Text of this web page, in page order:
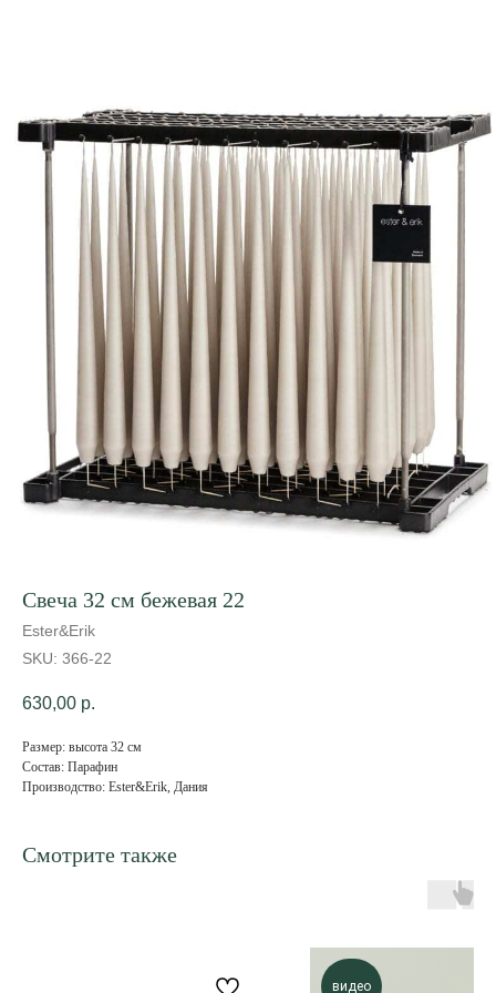
Свеча 32 см бежевая 22
Ester&Erik
SKU: 366-22
630,00 р.
Размер: высота 32 см
Состав: Парафин
Производство: Ester&Erik, Дания
Смотрите также
видео